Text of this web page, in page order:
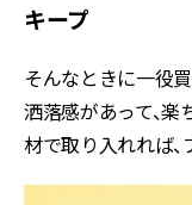
キープ
そんなときに一役
洒落感があって、
材で取り入れれば、